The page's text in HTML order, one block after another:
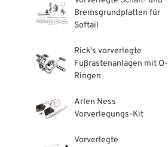
Bremsgrundplatten für
Softail
Rick's vorverlegte
Fußrastenanlagen mit O-
Ringen
Arlen Ness
Vorverlegungs-Kit
Vorverlegte